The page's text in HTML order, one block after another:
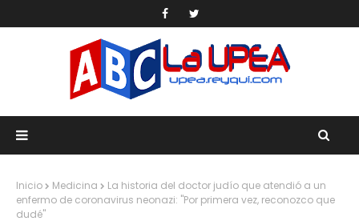
Inicio Medicina
La historia del doctor judío que atendió a un
enfermo de coronavirus neonazi: "Por primera vez, reconozco que
dudé"